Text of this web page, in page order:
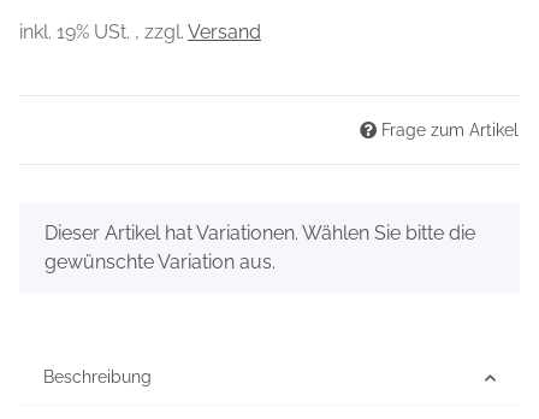
inkl. 19% USt. , zzgl. Versand
Frage zum Artikel
x
Dieser Artikel hat Variationen. Wählen Sie bitte die
gewünschte Variation aus.
Beschreibung